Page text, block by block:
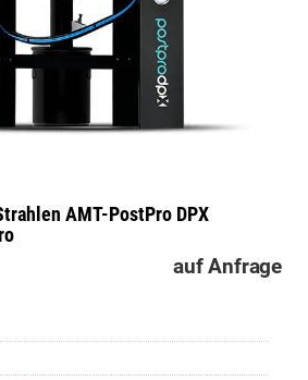
AMT-PostPro DPX
auf Anfrage